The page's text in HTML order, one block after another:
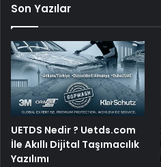
Son Yazılar
UETDS Nedir ? Uetds.com
İle Akıllı Dijital Taşımacılık
Yazılımı